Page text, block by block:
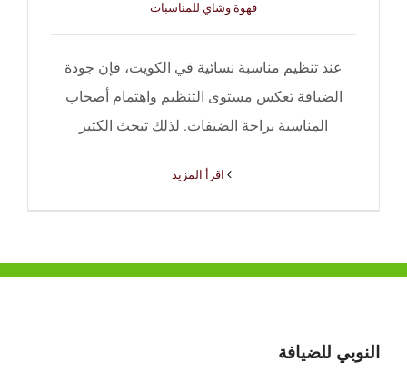
قهوة وشاي للمناسبات
عند تنظيم مناسبة نسائية في الكويت، فإن جودة
الضيافة تعكس مستوى التنظيم واهتمام أصحاب
المناسبة براحة الضيفات. لذلك تبحث الكثير
النوبي للضيافة